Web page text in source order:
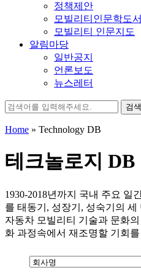
정책제안
모빌리티인문학도서
모빌리티 인문지도
알림마당
일반공지
언론보도
뉴스레터
검
Home » Technology DB
테크놀로지 DB
1930-2018년까지 국내 주요 일
를 태동기, 성장기, 성숙기의
자동차 모빌리티 기술과 문화
화 과정속에서 재조명할 기회